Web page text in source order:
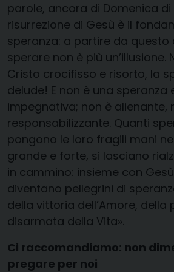
parole, ancora di Domenica di
risurrezione di Gesù è il
speranza: a partire da questo
sperare non è più un’illusione.
Cristo crocifisso e risorto, la
delude! E non è una speranza
impegnativa; non è alienante,
responsabilizzante. Quanti
pongono le loro fragili mani
grande e forte, si lasciano
in cammino: insieme con
diventano pellegrini di
della vittoria dell’Amore, della
disarmata della Vita».
Ci raccomandiamo: non
pregare per noi